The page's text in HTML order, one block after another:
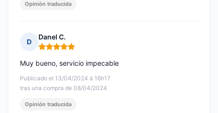
Opinión traducida
D
Danel C.
Nota: 5 de 5
Publicado el 13/04/2024 à 16h17
tras una compra de 08/04/2024
Muy bueno, servicio impecable
Opinión traducida